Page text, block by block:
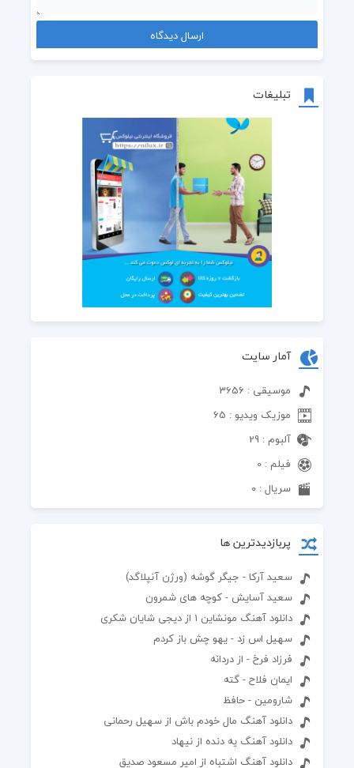
تبلیغات
آمار سایت
موسیقی : 3656
موزیک ویدیو : 65
آلبوم : 29
فیلم : 0
سریال : 0
پربازدیدترین ها
سعید آرکا - جیگر گوشه (ورژن آنپلاگد)
سعید آسایش - کوچه های شمرون
دانلود آهنگ مونشاین ۱ از دیجی شایان شکری
سهیل اس زد - یهو چش باز کردم
فرزاد فرخ - از دردانه
ایمان فلاح - گته
شارومین - حافظ
دانلود آهنگ مال خودم باش از سهیل رحمانی
دانلود آهنگ یه دنده از نیهاد
دانلود آهنگ اشتباه از امیر مسعود صدیق